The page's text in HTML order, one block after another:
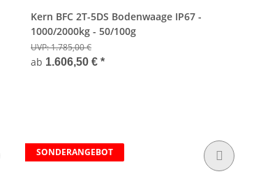
Kern BFC 2T-5DS Bodenwaage IP67 -
1000/2000kg - 50/100g
UVP:1.785,00 €
ab 1.606,50 € *
SONDERANGEBOT